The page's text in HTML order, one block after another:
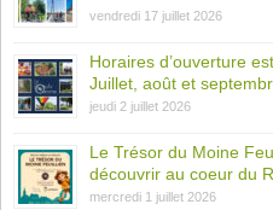
vendredi 17 juillet 2026
Horaires d’ouverture
Juillet, août et
jeudi 2 juillet 2026
Le Trésor du Moine
découvrir au coeur du
mercredi 1 juillet 2026